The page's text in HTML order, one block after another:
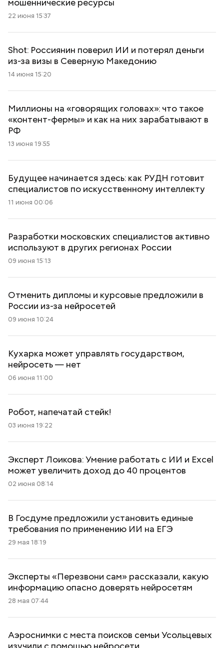
22 июня 15:37
Shot: Россиянин поверил ИИ и потерял деньги
из-за визы в Северную Македонию
14 июня 15:20
Миллионы на «говорящих головах»: что такое
«контент-фермы» и как на них зарабатывают в
РФ
13 июня 19:55
Будущее начинается здесь: как РУДН готовит
специалистов по искусственному интеллекту
11 июня 00:06
Разработки московских специалистов активно
используют в других регионах России
09 июня 15:13
Отменить дипломы и курсовые предложили в
России из-за нейросетей
09 июня 10:24
Кухарка может управлять государством,
нейросеть — нет
06 июня 11:00
Робот, напечатай стейк!
03 июня 19:22
Эксперт Лоикова: Умение работать с ИИ и Excel
может увеличить доход до 40 процентов
02 июня 08:14
В Госдуме предложили установить единые
требования по применению ИИ на ЕГЭ
29 мая 18:19
Эксперты «Перезвони сам» рассказали, какую
информацию опасно доверять нейросетям
28 мая 07:44
Аэроснимки с места поисков семьи Усольцевых